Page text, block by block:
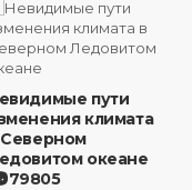
пути
климата
Северном
океане
79805